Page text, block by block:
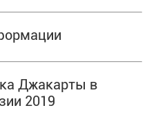
Джакарты в
2019